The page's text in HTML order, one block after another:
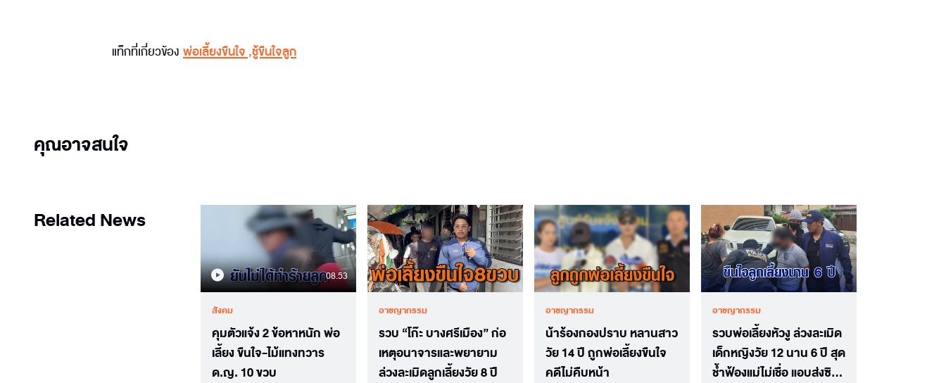
แท็กที่เกี่ยวข้อง พ่อเลี้ยงขืนใจ ,ชู้ขืนใจลูก
คุณอาจสนใจ
Related News
08.53
สังคม
คุมตัวแจ้ง 2 ข้อหาหนัก พ่อ
เลี้ยง ขืนใจ-ไม้แทงทวาร
ด.ญ. 10 ขวบ
อาชญากรรม
รวบ “โก๊ะ บางศรีเมือง” ก่อ
เหตุอนาจารและพยายาม
ล่วงละเมิดลูกเลี้ยงวัย 8 ปี
อาชญากรรม
น้าร้องกองปราบ หลานสาว
วัย 14 ปี ถูกพ่อเลี้ยงขืนใจ
คดีไม่คืบหน้า
อาชญากรรม
รวบพ่อเลี้ยงหัวงู ล่วงละเมิด
เด็กหญิงวัย 12 นาน 6 ปี สุด
ช้ำฟ้องแม่ไม่เชื่อ แอบส่งซิก